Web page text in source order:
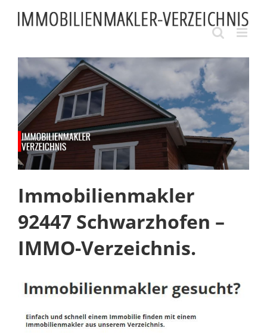
content
Immobilienmakler
92447 Schwarzhofen –
IMMO-Verzeichnis.